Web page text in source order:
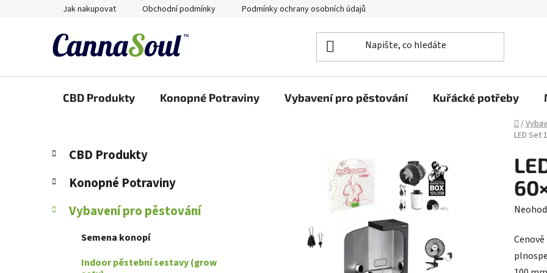
Jak nakupovat Obchodní podmínky Podmínky ochrany osobních údajů
CBD Produkty Konopné Potraviny Vybavení pro pěstování Kuřácké potřeby
Domů
/
LED Set
P
s
r
Přeskočit
kategorie
K
a
e
o
CBD Produkty
Konopné Potraviny
Vybavení pro pěstování
Semena konopí
Indoor pěstební sestavy (grow
je